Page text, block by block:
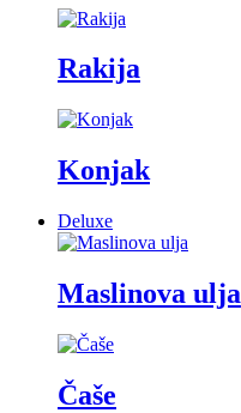
Rakija
Konjak
Deluxe
Maslinova ulja
Čaše